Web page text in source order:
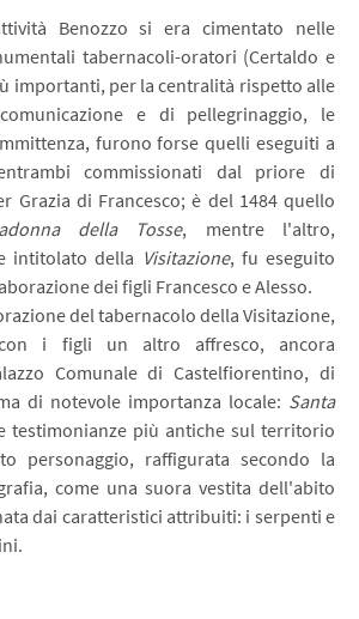
Benozzo si era cimentato nelle
tabernacoli-oratori (Certaldo e
importanti, per la centralità rispetto alle
e di pellegrinaggio, le
furono forse quelli eseguiti a
commissionati dal priore di
Grazia di Francesco; è del 1484 quello
della Tosse, mentre l'altro,
intitolato della Visitazione, fu eseguito
dei figli Francesco e Alesso.
del tabernacolo della Visitazione,
con i figli un altro affresco, ancora
Comunale di Castelfiorentino, di
di notevole importanza locale: Santa
testimonianze più antiche sul territorio
personaggio, raffigurata secondo la
come una suora vestita dell'abito
dai caratteristici attribuiti: i serpenti e